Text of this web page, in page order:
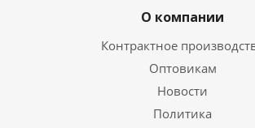
О компании
Контрактное
Оптовикам
Новости
Политика